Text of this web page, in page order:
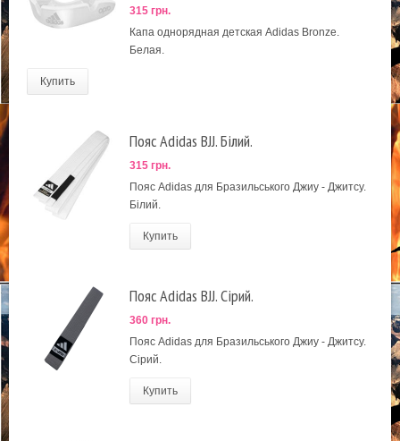
315 грн.
Капа однорядная детская Adidas Bronze.
Белая.
Купить
Пояс Adidas BJJ. Білий.
315 грн.
Пояс Adidas для Бразильського Джиу - Джитсу.
Білий.
Купить
Пояс Adidas BJJ. Сірий.
360 грн.
Пояс Adidas для Бразильського Джиу - Джитсу.
Сірий.
Купить